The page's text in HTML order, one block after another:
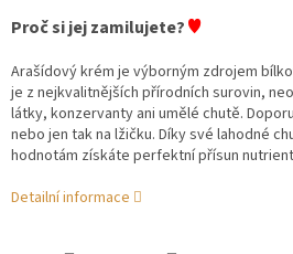
Proč si jej zamilujete?♥
Arašídový krém je výborným zdrojem
je z nejkvalitnějších přírodních surovin,
látky, konzervanty ani umělé chutě.
nebo jen tak na lžičku. Díky své lahodné
hodnotám získáte perfektní přísun
Detailní informace